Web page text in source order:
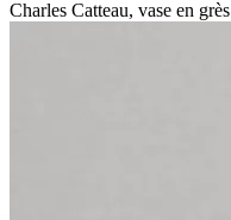
Charles Catteau, vase en grès